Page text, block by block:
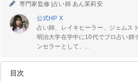
専門家監修 |占い師 あん茉莉安
公式HP X
占い師、レイキヒーラー、ジェムス
明治大学在学中に10代でプロ占い師
ンセラーとして、...
目次